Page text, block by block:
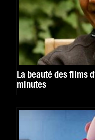
La beauté des films
minutes